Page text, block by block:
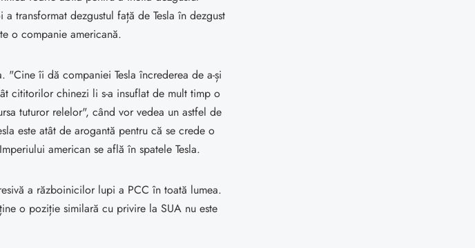
transformat dezgustul față de Tesla în dezgust
o companie americană.
îi dă companiei Tesla încrederea de a-și
cititorilor chinezi li s-a insuflat de mult timp o
tuturor relelor", când vor vedea un astfel de
este atât de arogantă pentru că se crede o
american se află în spatele Tesla.
a războinicilor lupi a PCC în toată lumea.
o poziție similară cu privire la SUA nu este